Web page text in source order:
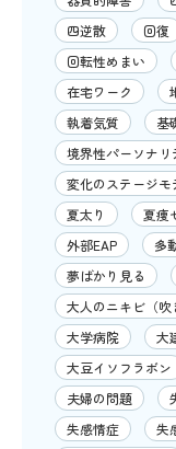
四逆散
回復
回転性めまい
在宅ワーク
執着気質
基
境界性パーソナリ
変化のステージモ
夏太り
夏痩
外部EAP
多
夢ばかり見る
大人のニキビ（吹
大学病院
大
大豆イソフラボン
夫婦の問題
失感情症
失